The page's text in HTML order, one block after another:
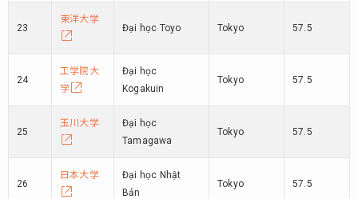
23
東洋大学
Đại học Toyo Tokyo 57.5
24
工学院大
学
Đại học
Kogakuin
Tokyo 57.5
25
玉川大学
Đại học
Tamagawa
Tokyo 57.5
26
日本大学
Đại học Nhật
Bản
Tokyo 57.5